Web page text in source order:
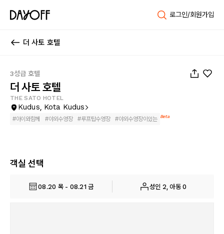
로그인/회원가입
더 사토 호텔
3성급 호텔
더 사토 호텔
THE SATO HOTEL
Kudus, Kota Kudus
#아이와함께 #야외수영장 #루프탑수영장 #야외수영장이있는 Beta
객실 선택
08.20 목 - 08.21 금 성인 2, 아동 0